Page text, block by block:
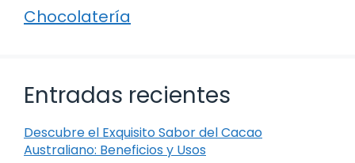
Chocolatería
Entradas recientes
Descubre el Exquisito Sabor del Cacao
Australiano: Beneficios y Usos